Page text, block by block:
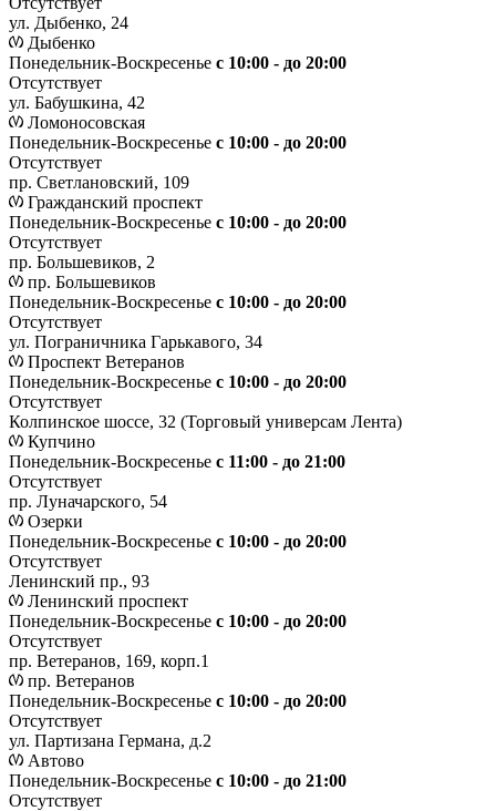
ул. Дыбенко, 24
Дыбенко
Понедельник-Воскресенье с 10:00 - до 20:00
Отсутствует
ул. Бабушкина, 42
Ломоносовская
Понедельник-Воскресенье с 10:00 - до 20:00
Отсутствует
пр. Светлановский, 109
Гражданский проспект
Понедельник-Воскресенье с 10:00 - до 20:00
Отсутствует
пр. Большевиков, 2
пр. Большевиков
Понедельник-Воскресенье с 10:00 - до 20:00
Отсутствует
ул. Пограничника Гарькавого, 34
Проспект Ветеранов
Понедельник-Воскресенье с 10:00 - до 20:00
Отсутствует
Колпинское шоссе, 32 (Торговый универсам Лента)
Купчино
Понедельник-Воскресенье с 11:00 - до 21:00
Отсутствует
пр. Луначарского, 54
Озерки
Понедельник-Воскресенье с 10:00 - до 20:00
Отсутствует
Ленинский пр., 93
Ленинский проспект
Понедельник-Воскресенье с 10:00 - до 20:00
Отсутствует
пр. Ветеранов, 169, корп.1
пр. Ветеранов
Понедельник-Воскресенье с 10:00 - до 20:00
Отсутствует
ул. Партизана Германа, д.2
Автово
Понедельник-Воскресенье с 10:00 - до 21:00
Отсутствует